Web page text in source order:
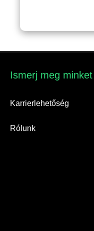
Ismerj meg minket​
Karrierlehetőség
Rólunk